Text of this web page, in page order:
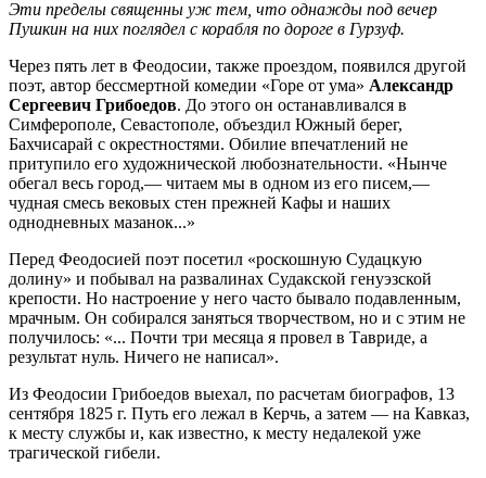
Эти пределы священны уж тем, что однажды под вечер
Пушкин на них поглядел с корабля по дороге в Гурзуф.
Через пять лет в Феодосии, также проездом, появился другой
поэт, автор бессмертной комедии «Горе от ума» Александр
Сергеевич Грибоедов. До этого он останавливался в
Симферополе, Севастополе, объездил Южный берег,
Бахчисарай с окрестностями. Обилие впечатлений не
притупило его художнической любознательности. «Нынче
обегал весь город,— читаем мы в одном из его писем,—
чудная смесь вековых стен прежней Кафы и наших
однодневных мазанок...»
Перед Феодосией поэт посетил «роскошную Судацкую
долину» и побывал на развалинах Судакской генуэзской
крепости. Но настроение у него часто бывало подавленным,
мрачным. Он собирался заняться творчеством, но и с этим не
получилось: «... Почти три месяца я провел в Тавриде, а
результат нуль. Ничего не написал».
Из Феодосии Грибоедов выехал, по расчетам биографов, 13
сентября 1825 г. Путь его лежал в Керчь, а затем — на Кавказ,
к месту службы и, как известно, к месту недалекой уже
трагической гибели.